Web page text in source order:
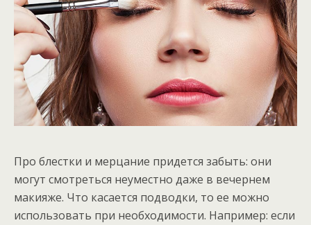
Про блестки и мерцание придется забыть: они
могут смотреться неуместно даже в вечернем
макияже. Что касается подводки, то ее можно
использовать при необходимости. Например: если